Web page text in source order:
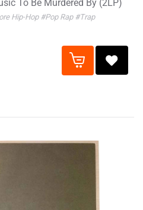
To Be Murdered By (2LP)
Hip-Hop #Pop Rap #Trap